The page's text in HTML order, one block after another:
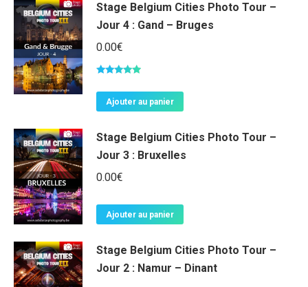
Stage Belgium Cities Photo Tour –
Jour 4 : Gand – Bruges
0.00€
sur 5
Ajouter au panier
Stage Belgium Cities Photo Tour –
Jour 3 : Bruxelles
0.00€
Ajouter au panier
Stage Belgium Cities Photo Tour –
Jour 2 : Namur – Dinant